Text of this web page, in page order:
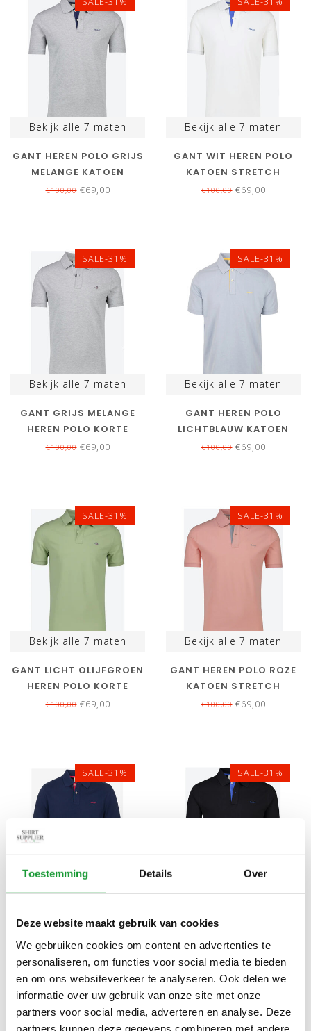
Toestemming Details Over
Deze website maakt gebruik van cookies
We gebruiken cookies om content en advertenties te
personaliseren, om functies voor social media te bieden
en om ons websiteverkeer te analyseren. Ook delen we
informatie over uw gebruik van onze site met onze
partners voor social media, adverteren en analyse. Deze
partners kunnen deze gegevens combineren met andere
Bekijk alle 7 maten
GANT HEREN POLO GRIJS
MELANGE KATOEN
STRETCH
€100,00€69,00
Bekijk alle 7 maten
GANT WIT HEREN POLO
KATOEN STRETCH
€100,00€69,00
SALE-31%
Bekijk alle 7 maten
GANT GRIJS MELANGE
HEREN POLO KORTE
MOUW REGULAR FIT
€100,00€69,00
SALE-31%
Bekijk alle 7 maten
GANT HEREN POLO
LICHTBLAUW KATOEN
STRETCH
€100,00€69,00
SALE-31%
Bekijk alle 7 maten
GANT LICHT OLIJFGROEN
HEREN POLO KORTE
MOUW REGULAR FIT
€100,00€69,00
SALE-31%
Bekijk alle 7 maten
GANT HEREN POLO ROZE
KATOEN STRETCH
€100,00€69,00
SALE-31%
Bekijk alle7maten
GANT HEREN POLO
DONKER KOBALT BLAUW
PERSIAN BLUE
€100,00€69,00
SALE-31%
Bekijk alle7maten
GANT HEREN POLO
ZWART STRETCH KORTE
MOUW
€100,00€69,00